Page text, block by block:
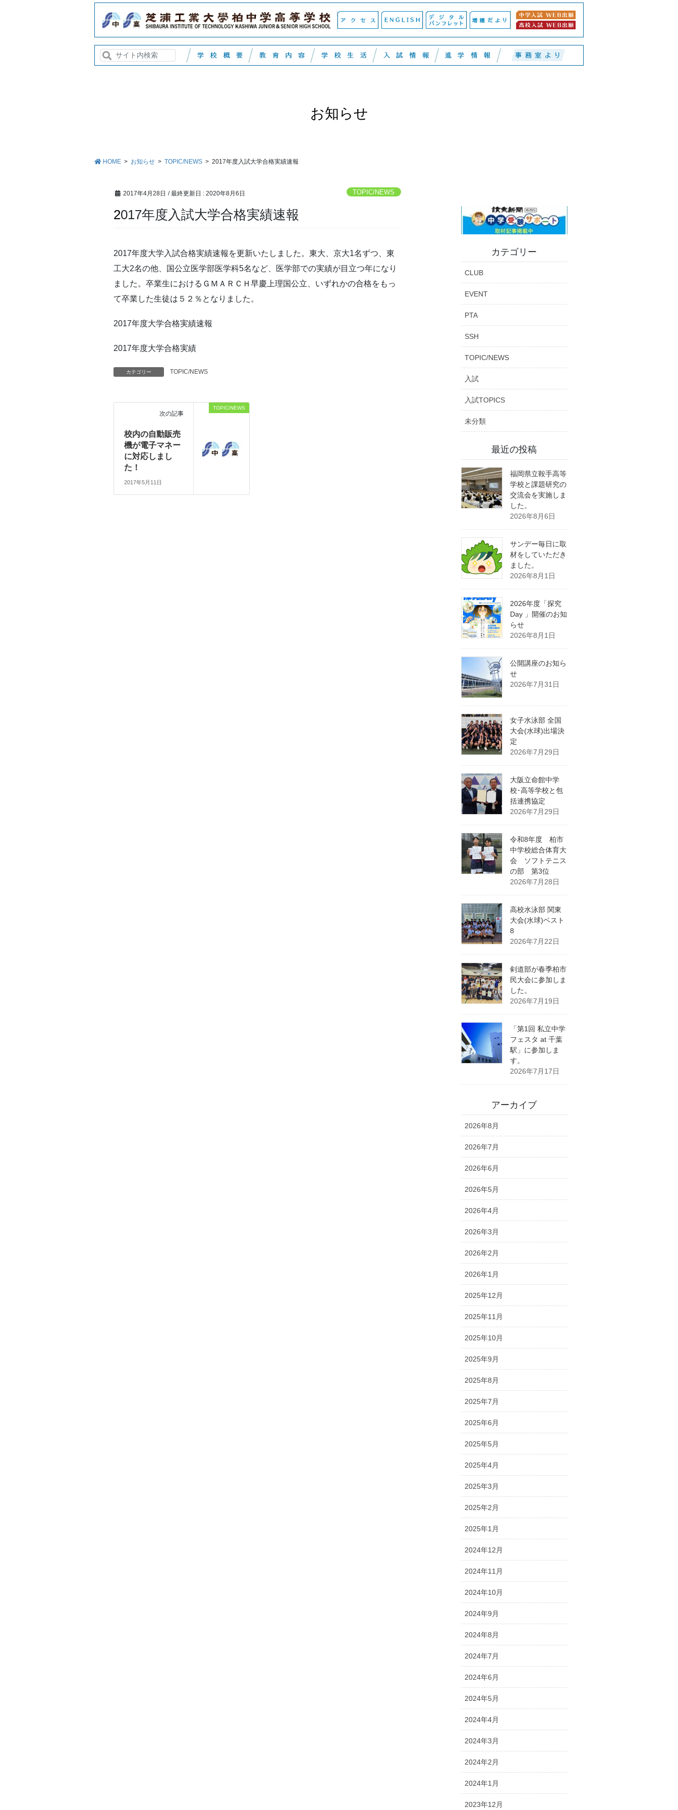
お知らせ
HOME お知らせ TOPIC/NEWS 2017年度入試大学合格実績速報
2017年4月28日 / 最終更新日 :2020年8月6日 TOPIC/NEWS
2017年度入試大学合格実績速報
2017年度大学入試合格実績速報を更新いたしました。東大、京大1名ずつ、東
工大2名の他、国公立医学部医学科5名など、医学部での実績が目立つ年になり
ました。卒業生におけるＧＭＡＲＣＨ早慶上理国公立、いずれかの合格をもっ
て卒業した生徒は５２％となりました。
2017年度大学合格実績速報
2017年度大学合格実績
カテゴリー TOPIC/NEWS
TOPIC/NEWS
次の記事
校内の自動販売
機が電子マネー
に対応しまし
た！
2017年5月11日
カテゴリー
CLUB
EVENT
PTA
SSH
TOPIC/NEWS
入試
入試TOPICS
未分類
最近の投稿
福岡県立鞍手高等
学校と課題研究の
交流会を実施しま
した。
2026年8月6日
サンデー毎日に取
材をしていただき
ました。
2026年8月1日
2026年度「探究
Day 」開催のお知
らせ
2026年8月1日
公開講座のお知ら
せ
2026年7月31日
女子水泳部 全国
大会(水球)出場決
定
2026年7月29日
大阪立命館中学
校･高等学校と包
括連携協定
2026年7月29日
令和8年度 柏市
中学校総合体育大
会 ソフトテニス
の部 第3位
2026年7月28日
高校水泳部 関東
大会(水球)ベスト
8
2026年7月22日
剣道部が春季柏市
民大会に参加しま
した。
2026年7月19日
「第1回 私立中学
フェスタ at 千葉
駅」に参加しま
す。
2026年7月17日
アーカイブ
2026年8月
2026年7月
2026年6月
2026年5月
2026年4月
2026年3月
2026年2月
2026年1月
2025年12月
2025年11月
2025年10月
2025年9月
2025年8月
2025年7月
2025年6月
2025年5月
2025年4月
2025年3月
2025年2月
2025年1月
2024年12月
2024年11月
2024年10月
2024年9月
2024年8月
2024年7月
2024年6月
2024年5月
2024年4月
2024年3月
2024年2月
2024年1月
2023年12月